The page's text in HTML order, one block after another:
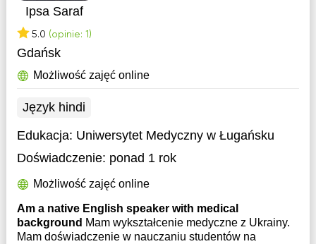
Ipsa Saraf
5.0 (opinie: 1)
Gdańsk
Możliwość zajęć online
Język hindi
Edukacja: Uniwersytet Medyczny w Ługańsku
Doświadczenie: ponad 1 rok
Możliwość zajęć online
Am a native English speaker with medical
background Mam wykształcenie medyczne z Ukrainy.
Mam doświadczenie w nauczaniu studentów na